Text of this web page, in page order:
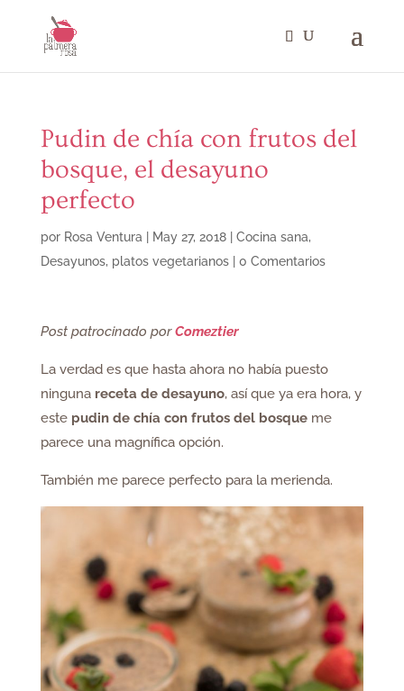
Pudin de chía con frutos del
bosque, el desayuno
perfecto
por Rosa Ventura May 27, 2018| Cocina sana,
Desayunos, platos vegetarianos| 0 Comentarios
Post patrocinado porComeztier
La verdad es que hasta ahora no había puesto
ninguna receta de desayuno, así que ya era hora, y
este pudin de chía con frutos del bosqueme
parece una magnífica opción.
También me parece perfecto para la merienda.